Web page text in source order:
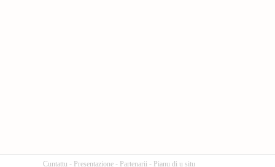
Cuntattu - Presentazione - Partenarii - Pianu di u situ